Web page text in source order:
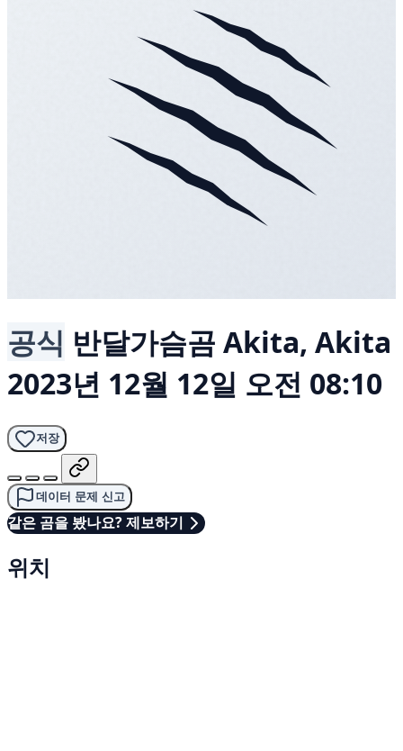
공식 반달가슴곰 Akita, Akita
2023년 12월 12일 오전 08:10
저장
데이터 문제 신고
같은 곰을 봤나요? 제보하기
위치